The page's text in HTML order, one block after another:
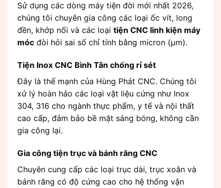
Sử dụng các dòng máy tiện đời mới nhất 2026,
chúng tôi chuyên gia công các loại ốc vít, long
đền, khớp nối và các loại tiện CNC linh kiện máy
móc đòi hỏi sai số chỉ tính bằng micron (μm).
Tiện Inox CNC Bình Tân chống rỉ sét
Đây là thế mạnh của Hùng Phát CNC. Chúng tôi
xử lý hoàn hảo các loại vật liệu cứng như Inox
304, 316 cho ngành thực phẩm, y tế và nội thất
cao cấp, đảm bảo bề mặt sáng bóng, không cần
gia công lại.
Gia công tiện trục và bánh răng CNC
Chuyên cung cấp các loại trục dài, trục xoắn và
bánh răng có độ cứng cao cho hệ thống vận